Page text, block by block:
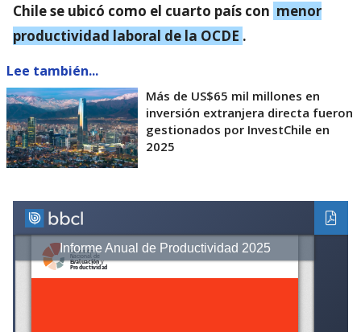
Chile se ubicó como el cuarto país con menor
productividad laboral de la OCDE .
Lee también...
Más de US$65 mil millones en
inversión extranjera directa fueron
gestionados por InvestChile en
2025